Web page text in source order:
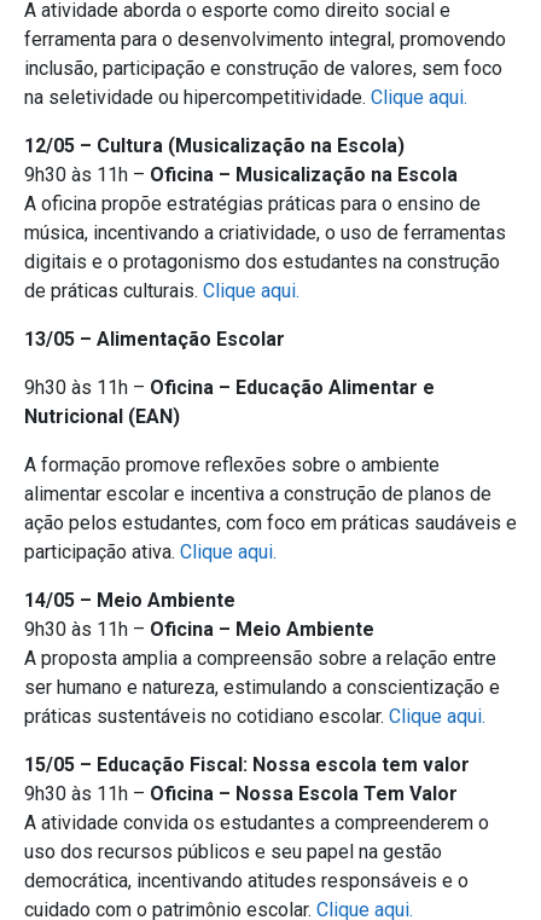
A atividade aborda o esporte como direito social e
ferramenta para o desenvolvimento integral, promovendo
inclusão, participação e construção de valores, sem foco
na seletividade ou hipercompetitividade. Clique aqui.
12/05 – Cultura (Musicalização na Escola)
9h30 às 11h – Oficina – Musicalização na Escola
A oficina propõe estratégias práticas para o ensino de
música, incentivando a criatividade, o uso de ferramentas
digitais e o protagonismo dos estudantes na construção
de práticas culturais. Clique aqui.
13/05 – Alimentação Escolar
9h30 às 11h – Oficina – Educação Alimentar e
Nutricional (EAN)
A formação promove reflexões sobre o ambiente
alimentar escolar e incentiva a construção de planos de
ação pelos estudantes, com foco em práticas saudáveis e
participação ativa. Clique aqui.
14/05 – Meio Ambiente
9h30 às 11h – Oficina – Meio Ambiente
A proposta amplia a compreensão sobre a relação entre
ser humano e natureza, estimulando a conscientização e
práticas sustentáveis no cotidiano escolar. Clique aqui.
15/05 – Educação Fiscal: Nossa escola tem valor
9h30 às 11h – Oficina – Nossa Escola Tem Valor
A atividade convida os estudantes a compreenderem o
uso dos recursos públicos e seu papel na gestão
democrática, incentivando atitudes responsáveis e o
cuidado com o patrimônio escolar. Clique aqui.